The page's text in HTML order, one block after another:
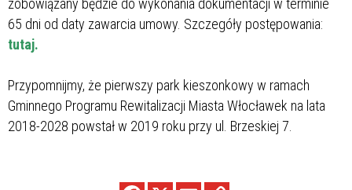
65 dni od daty zawarcia umowy. Szczegóły postępowania:
tutaj.
Przypomnijmy, że pierwszy park kieszonkowy w ramach
Gminnego Programu Rewitalizacji Miasta Włocławek na lata
2018-2028 powstał w 2019 roku przy ul. Brzeskiej 7.